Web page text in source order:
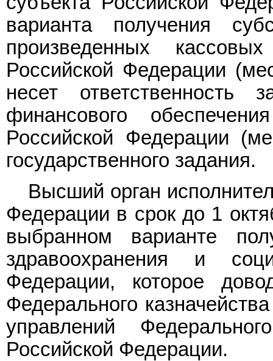
варианта получения
произведенных
Российской Федерации
несет ответственность
финансового
Российской Федерации
государственного задания.
Высший орган
Федерации в срок до 1
выбранном варианте
здравоохранения и
Федерации, которое
Федерального
управлений
Российской Федерации.